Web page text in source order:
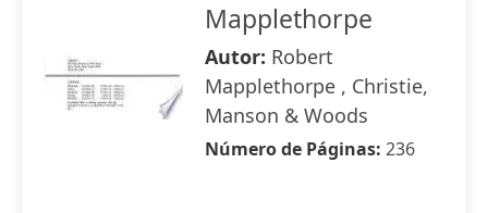
Mapplethorpe
Autor: Robert
Mapplethorpe , Christie,
Manson & Woods
Número de Páginas: 236